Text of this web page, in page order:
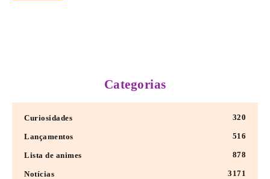
Categorias
Curiosidades 320
Lançamentos 516
Lista de animes 878
Notícias 3171